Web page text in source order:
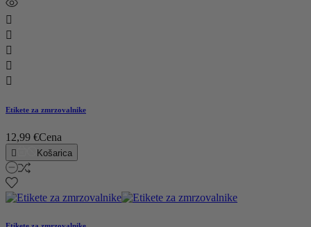





Etikete za zmrzovalnike
12,99 €Cena
 Košarica